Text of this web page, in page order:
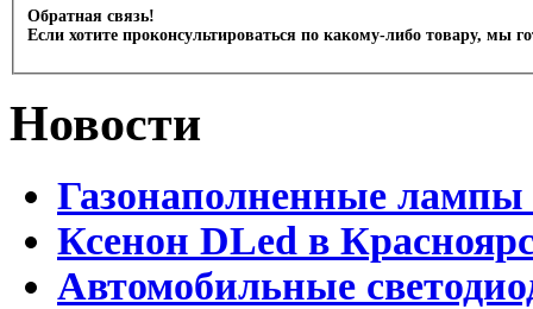
Обратная связь!
Если хотите проконсультироваться по какому-либо товару, мы
Новости
Газонаполненные лампы
Ксенон DLed в
Автомобильные